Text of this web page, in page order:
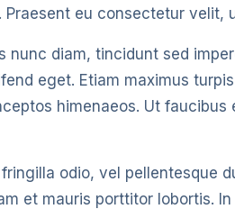
eu consectetur velit,
nunc diam, tincidunt sed
eget. Etiam maximus
himenaeos. Ut
odio, vel
et mauris porttitor lobortis.